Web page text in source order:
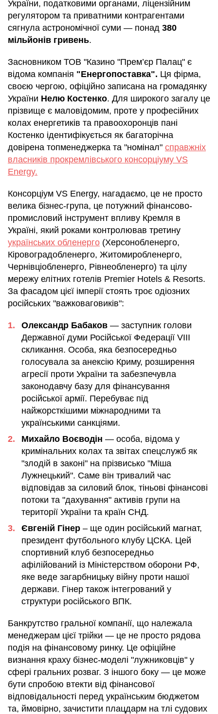
України, податковими органами, ліцензійним
регулятором та приватними контрагентами
сягнула астрономічної суми — понад 380
мільйонів гривень.
Засновником ТОВ "Казино "Прем’єр Палац" є
відома компанія "Енергопоставка". Ця фірма,
своєю чергою, офіційно записана на громадянку
України Нелю Костенко. Для широкого загалу це
прізвище є маловідомим, проте у професійних
колах енергетиків та правоохоронців пані
Костенко ідентифікується як багаторічна
довірена топменеджерка та "номінал" справжніх
власників прокремлівського консорціуму VS
Energy.
Консорціум VS Energy, нагадаємо, це не просто
велика бізнес-група, це потужний фінансово-
промисловий інструмент впливу Кремля в
Україні, який роками контролював третину
українських обленерго (Херсонобленерго,
Кіровоградобленерго, Житомиробленерго,
Чернівціобленерго, Рівнеобленерго) та цілу
мережу елітних готелів Premier Hotels & Resorts.
За фасадом цієї імперії стоять троє одіозних
російських "важковаговиків":
Олександр Бабаков — заступник голови
Державної думи Російської Федерації VIII
скликання. Особа, яка безпосередньо
голосувала за анексію Криму, розширення
агресії проти України та забезпечувла
законодавчу базу для фінансування
російської армії. Перебуває під
найжорсткішими міжнародними та
українськими санкціями.
Михайло Воєводін — особа, відома у
кримінальних колах та звітах спецслужб як
"злодій в законі" на прізвисько "Міша
Лужнецький". Саме він тривалий час
відповідав за силовий блок, тіньові фінансові
потоки та "дахування" активів групи на
території України та країн СНД.
Євгеній Гінер – ще один російський магнат,
президент футбольного клубу ЦСКА. Цей
спортивний клуб безпосередньо
афілійований із Міністерством оборони РФ,
яке веде загарбницьку війну проти нашої
держави. Гінер також інтегрований у
структури російського ВПК.
Банкрутство гральної компанії, що належала
менеджерам цієї трійки — це не просто рядова
подія на фінансовому ринку. Це офіційне
визнання краху бізнес-моделі "лужниковців" у
сфері гральних розваг. З іншого боку — це може
бути спробою втекти від фінансової
відповідальності перед українським бюджетом
та, ймовірно, зачистити плацдарм на тлі судових